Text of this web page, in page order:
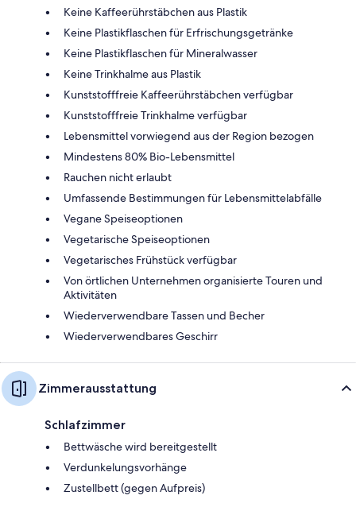
Keine Kaffeerührstäbchen aus Plastik
Keine Plastikflaschen für Erfrischungsgetränke
Keine Plastikflaschen für Mineralwasser
Keine Trinkhalme aus Plastik
Kunststofffreie Kaffeerührstäbchen verfügbar
Kunststofffreie Trinkhalme verfügbar
Lebensmittel vorwiegend aus der Region bezogen
Mindestens 80% Bio-Lebensmittel
Rauchen nicht erlaubt
Umfassende Bestimmungen für Lebensmittelabfälle
Vegane Speiseoptionen
Vegetarische Speiseoptionen
Vegetarisches Frühstück verfügbar
Von örtlichen Unternehmen organisierte Touren und
Aktivitäten
Wiederverwendbare Tassen und Becher
Wiederverwendbares Geschirr
Zimmerausstattung
Schlafzimmer
Bettwäsche wird bereitgestellt
Verdunkelungsvorhänge
Zustellbett (gegen Aufpreis)